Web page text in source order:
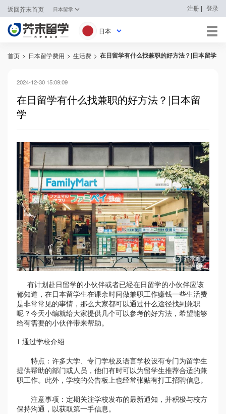
返回芥末首页 日本留学 注册 | 登录
日本
日本
英国
马来西亚
澳大利亚
中国香港
首页 > 日本留学费用 > 生活费 > 在日留学有什么找兼职的好方法？|日本留学
2024-12-30 15:09:09
在日留学有什么找兼职的好方法？|日本留
学
有计划赴日留学的小伙伴或者已经在日留学的小伙伴应该
都知道，在日本留学生在课余时间做兼职工作赚钱一些生活费
是非常常见的事情，那么大家都可以通过什么途径找到兼职
呢？今天小编就给大家提供几个可以参考的好方法，希望能够
给有需要的小伙伴带来帮助。
1.通过学校介绍
特点：许多大学、专门学校及语言学校设有专门为留学生
提供帮助的部门或人员，他们有时可以为留学生推荐合适的兼
职工作。此外，学校的公告板上也经常张贴有打工招聘信息。
注意事项：定期关注学校发布的最新通知，并积极与校方
保持沟通，以获取第一手信息。